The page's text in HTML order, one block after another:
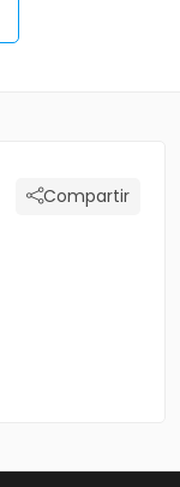
Compartir